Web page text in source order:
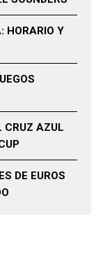
HORARIO Y
CRUZ AZUL
DE EUROS